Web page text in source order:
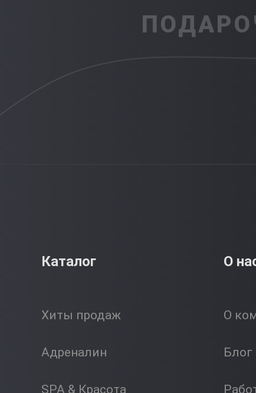
Каталог
Хиты продаж
Адреналин
SPA & Красота
О
О
Блог